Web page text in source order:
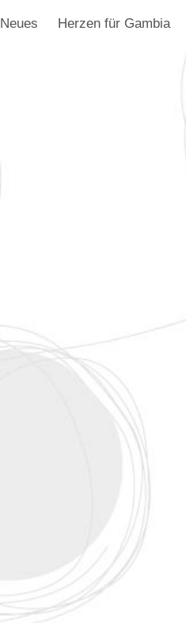
Neues Herzen für Gambia